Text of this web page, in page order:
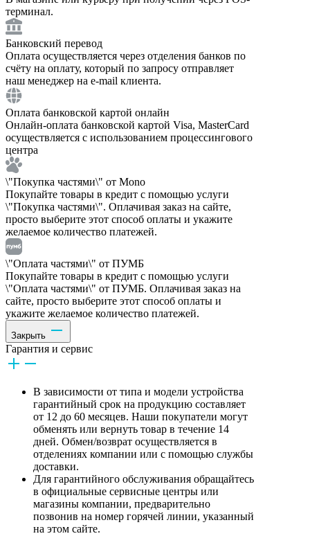
терминал.
Банковский перевод
Оплата осуществляется через отделения банков по
счёту на оплату, который по запросу отправляет
наш менеджер на e-mail клиента.
Оплата банковской картой онлайн
Онлайн-оплата банковской картой Visa, MasterCard
осуществляется с использованием процессингового
центра
\"Покупка частями\" от Mono
Покупайте товары в кредит с помощью услуги
\"Покупка частями\". Оплачивая заказ на сайте,
просто выберите этот способ оплаты и укажите
желаемое количество платежей.
\"Оплата частями\" от ПУМБ
Покупайте товары в кредит с помощью услуги
\"Оплата частями\" от ПУМБ. Оплачивая заказ на
сайте, просто выберите этот способ оплаты и
укажите желаемое количество платежей.
Закрыть
Гарантия и сервис
В зависимости от типа и модели устройства
гарантийный срок на продукцию составляет
от 12 до 60 месяцев. Наши покупатели могут
обменять или вернуть товар в течение 14
дней. Обмен/возврат осуществляется в
отделениях компании или с помощью службы
доставки.
Для гарантийного обслуживания обращайтесь
в официальные сервисные центры или
магазины компании, предварительно
позвонив на номер горячей линии, указанный
на этом сайте.